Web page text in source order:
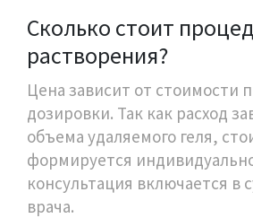
Сколько стоит
растворения?
Цена зависит от стоимости
дозировки. Так как расход
объема удаляемого геля,
формируется
консультация включается в
врача.